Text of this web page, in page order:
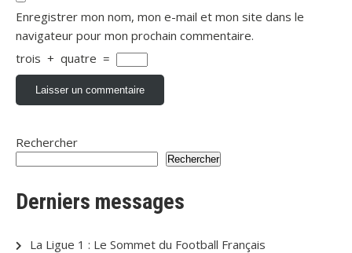
Enregistrer mon nom, mon e-mail et mon site dans le
navigateur pour mon prochain commentaire.
trois + quatre =
Rechercher
Rechercher
Derniers messages
La Ligue 1 : Le Sommet du Football Français